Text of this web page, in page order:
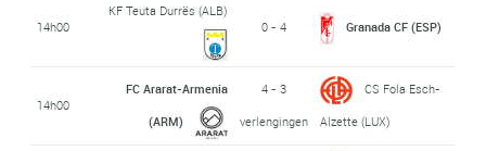
14h00
KF Teuta Durrës (ALB)
0 - 4
Granada CF (ESP)
14h00
FC Ararat-Armenia
(ARM)
4 - 3
verlengingen
CS Fola Esch-
Alzette (LUX)